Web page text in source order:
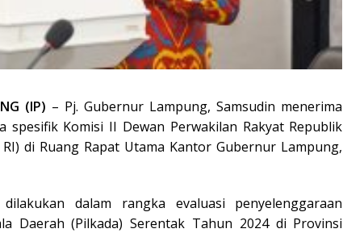
(IP) – Pj. Gubernur Lampung, Samsudin menerima
spesifik Komisi II Dewan Perwakilan Rakyat Republik
RI) di Ruang Rapat Utama Kantor Gubernur Lampung,
dalam rangka evaluasi penyelenggaraan
Daerah (Pilkada) Serentak Tahun 2024 di Provinsi